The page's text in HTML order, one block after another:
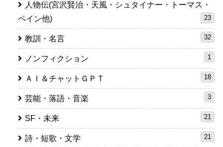
人物伝(宮沢賢治・天風・シュタイナー・トーマス・
ペイン他)
23
教訓・名言 32
ノンフィクション 1
ＡＩ＆チャットＧＰＴ 18
芸能・落語・音楽 3
SF・未来 21
詩・短歌・文学 21